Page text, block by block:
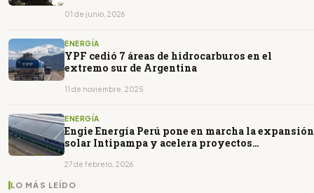
01 de junio, 2026
ENERGÍA
YPF cedió 7 áreas de hidrocarburos en el
extremo sur de Argentina
11 de noviembre, 2025
ENERGÍA
Engie Energía Perú pone en marcha la expansión
solar Intipampa y acelera proyectos
27 de febrero, 2026
LO MÁS LEÍDO